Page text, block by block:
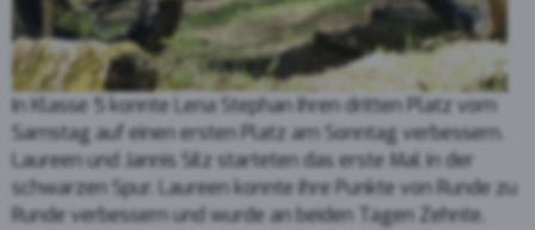
In Klasse 5 konnte Lena Stephan ihren dritten Platz vom
Samstag auf einen ersten Platz am Sonntag verbessern.
Laureen und Jannis Silz starteten das erste Mal in der
schwarzen Spur. Laureen konnte ihre Punkte von Runde zu
Runde verbessern und wurde an beiden Tagen Zehnte.